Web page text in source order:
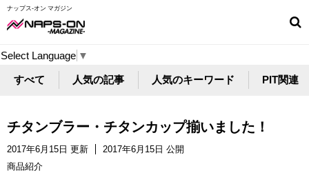
ナップス-オン マガジン
Select Language ▼
すべて 人気の記事 人気のキーワード PIT関連
チタンブラー・チタンカップ揃いました！
2017年6月15日 更新
2017年6月15日 公開
商品紹介